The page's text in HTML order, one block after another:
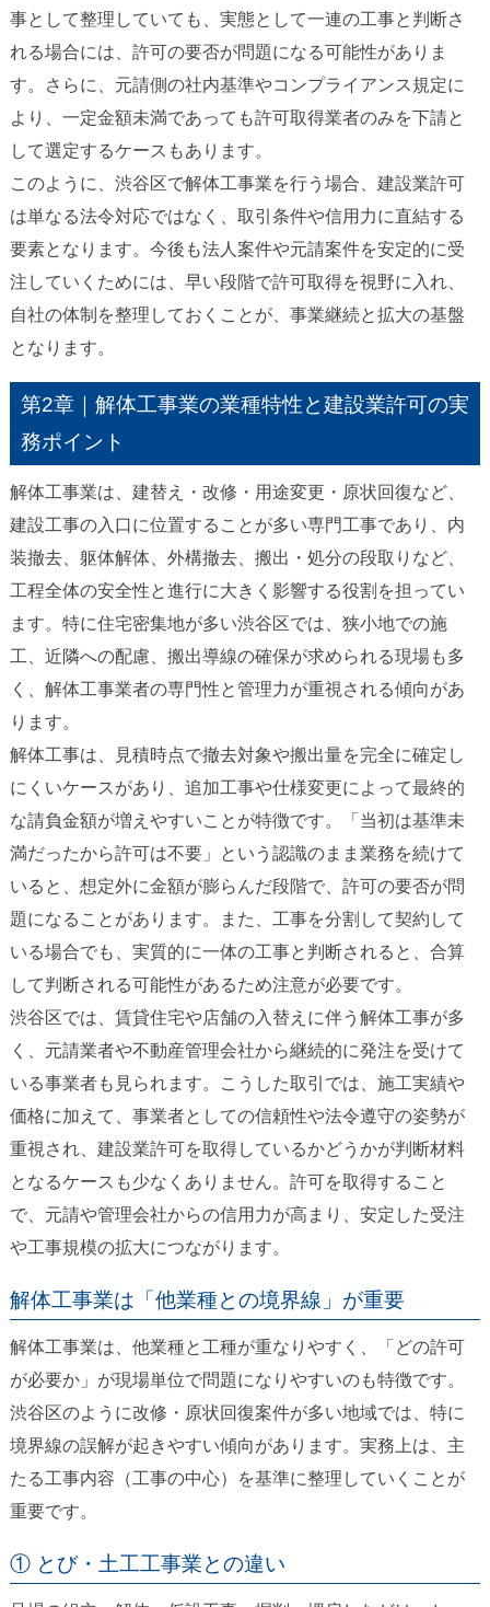
事として整理していても、実態として一連の工事と判断さ
れる場合には、許可の要否が問題になる可能性がありま
す。さらに、元請側の社内基準やコンプライアンス規定に
より、一定金額未満であっても許可取得業者のみを下請と
して選定するケースもあります。
このように、渋谷区で解体工事業を行う場合、建設業許可
は単なる法令対応ではなく、取引条件や信用力に直結する
要素となります。今後も法人案件や元請案件を安定的に受
注していくためには、早い段階で許可取得を視野に入れ、
自社の体制を整理しておくことが、事業継続と拡大の基盤
となります。
第2章｜解体工事業の業種特性と建設業許可の実
務ポイント
解体工事業は、建替え・改修・用途変更・原状回復など、
建設工事の入口に位置することが多い専門工事であり、内
装撤去、躯体解体、外構撤去、搬出・処分の段取りなど、
工程全体の安全性と進行に大きく影響する役割を担ってい
ます。特に住宅密集地が多い渋谷区では、狭小地での施
工、近隣への配慮、搬出導線の確保が求められる現場も多
く、解体工事業者の専門性と管理力が重視される傾向があ
ります。
解体工事は、見積時点で撤去対象や搬出量を完全に確定し
にくいケースがあり、追加工事や仕様変更によって最終的
な請負金額が増えやすいことが特徴です。「当初は基準未
満だったから許可は不要」という認識のまま業務を続けて
いると、想定外に金額が膨らんだ段階で、許可の要否が問
題になることがあります。また、工事を分割して契約して
いる場合でも、実質的に一体の工事と判断されると、合算
して判断される可能性があるため注意が必要です。
渋谷区では、賃貸住宅や店舗の入替えに伴う解体工事が多
く、元請業者や不動産管理会社から継続的に発注を受けて
いる事業者も見られます。こうした取引では、施工実績や
価格に加えて、事業者としての信頼性や法令遵守の姿勢が
重視され、建設業許可を取得しているかどうかが判断材料
となるケースも少なくありません。許可を取得すること
で、元請や管理会社からの信用力が高まり、安定した受注
や工事規模の拡大につながります。
解体工事業は「他業種との境界線」が重要
解体工事業は、他業種と工種が重なりやすく、「どの許可
が必要か」が現場単位で問題になりやすいのも特徴です。
渋谷区のように改修・原状回復案件が多い地域では、特に
境界線の誤解が起きやすい傾向があります。実務上は、主
たる工事内容（工事の中心）を基準に整理していくことが
重要です。
① とび・土工工事業との違い